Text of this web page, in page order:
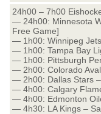
24h00 – 7h00
— 24h00: Minnesota
Free Game]
— 1h00: Winnipeg
— 1h00: Tampa Bay
— 1h00: Pittsburgh
— 2h00: Colorado
— 2h00: Dallas Stars
— 4h00: Calgary
— 4h00: Edmonton
— 4h30: LA Kings –